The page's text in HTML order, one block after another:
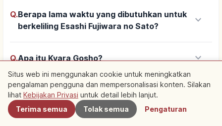
Q.Berapa lama waktu yang dibutuhkan untuk
berkeliling Esashi Fujiwara no Sato?
keyboard_arrow_down
Q.Apa itu Kyara Gosho? keyboard_arrow_down
Q.Apakah di Esashi Fujiwara no Sato bisa
mencoba mengenakan busana zaman dulu
atau baju zirah?
Terdekat
Situs web ini menggunakan cookie untuk meningkatkan
pengalaman pengguna dan mempersonalisasi konten. Silakan
lihat Kebijakan Privasi untuk detail lebih lanjut.
Terima semua
Tolak semua Pengaturan